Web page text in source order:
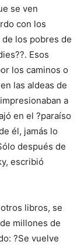
se ven
con los
los pobres de
Esos
los caminos o
las aldeas de
a
en el ?paraíso
él, jamás lo
después de
escribió
libros, se
millones de
?Se vuelve